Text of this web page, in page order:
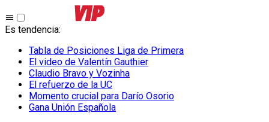
Es tendencia:
Tabla de Posiciones Liga de Primera
El video de Valentín Gauthier
Claudio Bravo y Vozinha
El refuerzo de la UC
Momento crucial para Darío Osorio
Gana Unión Española